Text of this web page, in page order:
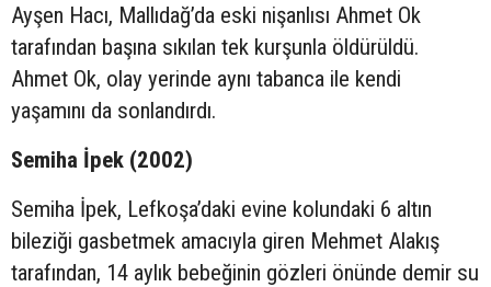
Ayşen Hacı, Mallıdağ’da eski nişanlısı Ahmet Ok
tarafından başına sıkılan tek kurşunla öldürüldü.
Ahmet Ok, olay yerinde aynı tabanca ile kendi
yaşamını da sonlandırdı.
Semiha İpek (2002)
Semiha İpek, Lefkoşa’daki evine kolundaki 6 altın
bileziği gasbetmek amacıyla giren Mehmet Alakış
tarafından, 14 aylık bebeğinin gözleri önünde demir su